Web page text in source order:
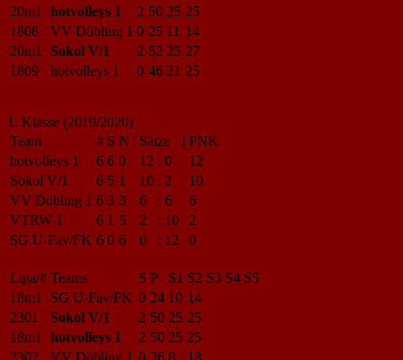
20m1
hotvolleys 1 2 50 25 25
1808
VV Döbling 1 0 25 11 14
20m1
Sokol V/1 2 52 25 27
1809
hotvolleys 1 0 46 21 25
1. Klasse (2019/2020)
Team
# S N | Sätze | PNK
hotvolleys 1
6 6 0 12 : 0
12
Sokol V/1
6 5 1 10 : 2
10
VV Döbling 1 6 3 3 6 : 6
6
VTRW 1
6 1 5 2 : 10
2
SG U-Fav/FK 6 0 6 0 : 12 0
Liga/# Teams S P S1 S2 S3 S4 S5
18m1
SG U-Fav/FK 0 24 10 14
2301
Sokol V/1 2 50 25 25
18m1
hotvolleys 1 2 50 25 25
2302
VV Döbling 1 0 26 8
18